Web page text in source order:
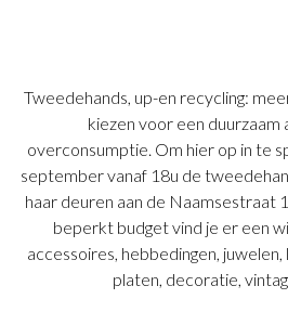
Tweedehands, up-en recycling:
kiezen voor een
overconsumptie. Om hier op in te
september vanaf 18u de
haar deuren aan de Naamsestraat
beperkt budget vind je er een
accessoires, hebbedingen,
platen, decoratie,